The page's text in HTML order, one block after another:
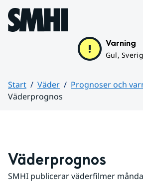
Hoppa till sidans innehåll
Varning
Gul,
Start Väder
Prognoser och
Väderprognos
Väderprognos
SMHI publicerar väderfilmer